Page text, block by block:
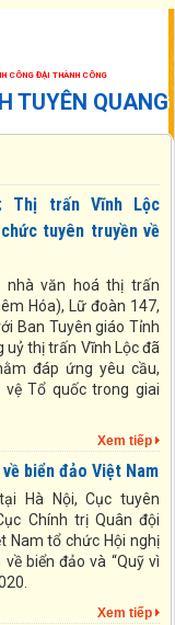
CÔNG ĐẠI THÀNH CÔNG
TUYÊN QUANG
Thị trấn Vĩnh Lộc
tuyên truyền về
nhà văn hoá thị trấn
Hóa), Lữ đoàn 147,
Ban Tuyên giáo Tỉnh
uỷ thị trấn Vĩnh Lộc đã
đáp ứng yêu cầu,
Tổ quốc trong giai
Xem tiếp
biển đảo Việt Nam
Hà Nội, Cục tuyên
Chính trị Quân đội
Nam tổ chức Hội nghị
biển đảo và “Quỹ vì
Xem tiếp